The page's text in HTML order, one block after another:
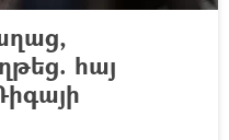
հայ